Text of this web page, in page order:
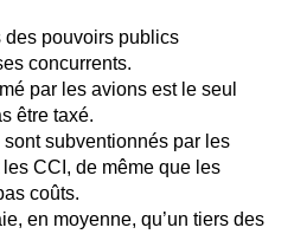
des pouvoirs publics
concurrents.
par les avions est le seul
être taxé.
subventionnés par les
CCI, de même que les
coûts.
en moyenne, qu’un tiers des